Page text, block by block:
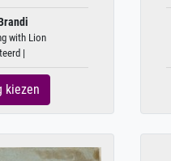
with Lion
|
kiezen